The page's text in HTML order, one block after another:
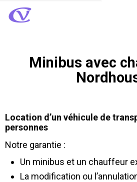
Minibus avec
Location d’un véhicule de
personnes
Notre garantie :
Un minibus et un chauffeur
La modification ou